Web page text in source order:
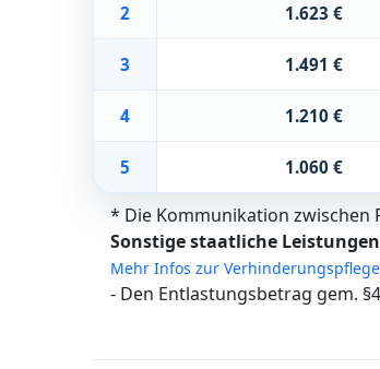
2 1.623 €
3 1.491 €
4 1.210 €
5 1.060 €
* Die Kommunikation
Sonstige staatliche
Mehr Infos zur Verhinderungspflege
- Den Entlastungsbetrag gem.